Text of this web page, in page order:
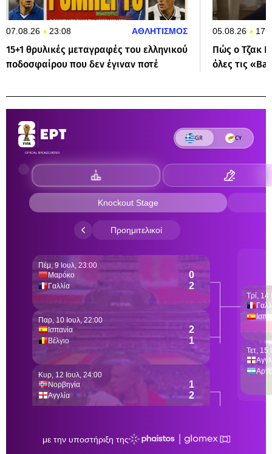
07.08.26 23:08 ΑΘΛΗΤΙΣΜΟΣ
15+1 θρυλικές μεταγραφές του ελληνικού
ποδοσφαίρου που δεν έγιναν ποτέ
05.08.26
Πώς ο Τζακ
όλες τις